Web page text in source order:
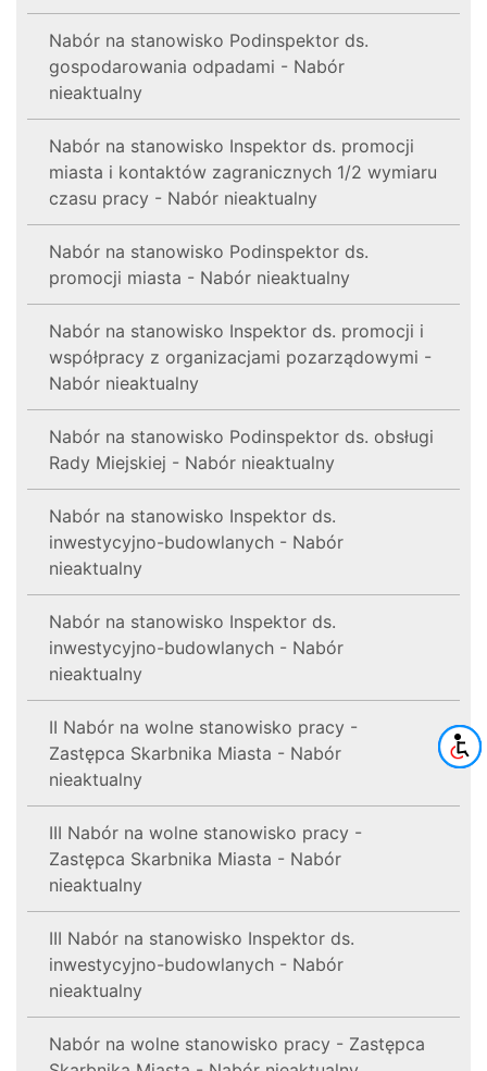
Nabór na stanowisko Podinspektor ds.
gospodarowania odpadami - Nabór
nieaktualny
Nabór na stanowisko Inspektor ds. promocji
miasta i kontaktów zagranicznych 1/2 wymiaru
czasu pracy - Nabór nieaktualny
Nabór na stanowisko Podinspektor ds.
promocji miasta - Nabór nieaktualny
Nabór na stanowisko Inspektor ds. promocji i
współpracy z organizacjami pozarządowymi -
Nabór nieaktualny
Nabór na stanowisko Podinspektor ds. obsługi
Rady Miejskiej - Nabór nieaktualny
Nabór na stanowisko Inspektor ds.
inwestycyjno-budowlanych - Nabór
nieaktualny
Nabór na stanowisko Inspektor ds.
inwestycyjno-budowlanych - Nabór
nieaktualny
II Nabór na wolne stanowisko pracy -
Zastępca Skarbnika Miasta - Nabór
nieaktualny
III Nabór na wolne stanowisko pracy -
Zastępca Skarbnika Miasta - Nabór
nieaktualny
III Nabór na stanowisko Inspektor ds.
inwestycyjno-budowlanych - Nabór
nieaktualny
Nabór na wolne stanowisko pracy - Zastępca